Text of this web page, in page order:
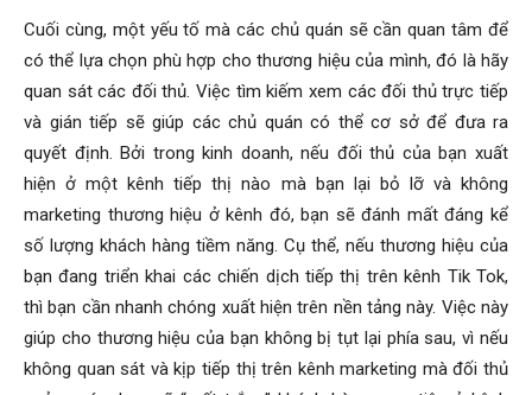
Cuối cùng, một yếu tố mà các chủ quán sẽ cần quan tâm để
có thể lựa chọn phù hợp cho thương hiệu của mình, đó là hãy
quan sát các đối thủ. Việc tìm kiếm xem các đối thủ trực tiếp
và gián tiếp sẽ giúp các chủ quán có thể cơ sở để đưa ra
quyết định. Bởi trong kinh doanh, nếu đối thủ của bạn xuất
hiện ở một kênh tiếp thị nào mà bạn lại bỏ lỡ và không
marketing thương hiệu ở kênh đó, bạn sẽ đánh mất đáng kể
số lượng khách hàng tiềm năng. Cụ thể, nếu thương hiệu của
bạn đang triển khai các chiến dịch tiếp thị trên kênh Tik Tok,
thì bạn cần nhanh chóng xuất hiện trên nền tảng này. Việc này
giúp cho thương hiệu của bạn không bị tụt lại phía sau, vì nếu
không quan sát và kịp tiếp thị trên kênh marketing mà đối thủ